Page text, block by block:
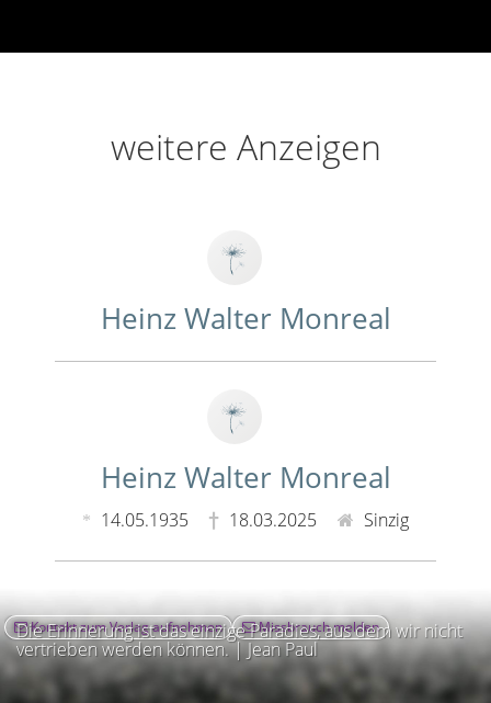
weitere Anzeigen
Heinz Walter Monreal
Heinz Walter Monreal
14.05.1935 18.03.2025 Sinzig
Die Erinnerung ist das einzige Paradies, aus dem wir nicht
vertrieben werden können. | Jean Paul
Kontakt zum Verlag aufnehmen Missbrauch melden